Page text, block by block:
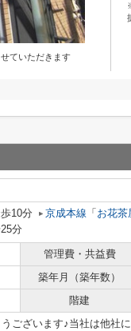
ていただきます
10分 京成本線 「 お花茶
分
管理費・共益費
築年月（築年数）
階建
ございます♪当社は他社